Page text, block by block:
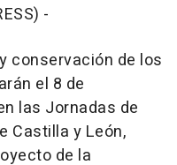
-
conservación de los
el 8 de
las Jornadas de
Castilla y León,
de la